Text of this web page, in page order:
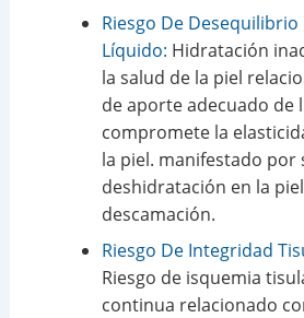
Riesgo De
Líquido: Hidratación
la salud de la piel
de aporte adecuado de
compromete la
la piel. manifestado por
deshidratación en la
descamación.
Riesgo De Integridad
Riesgo de isquemia
continua relacionado